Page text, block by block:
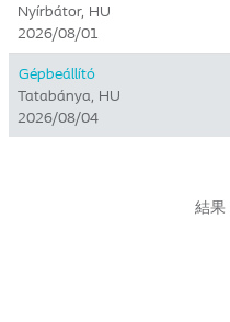
Nyírbátor, HU
2026/08/01
Gépbeállító
Tatabánya, HU
2026/08/04
結果